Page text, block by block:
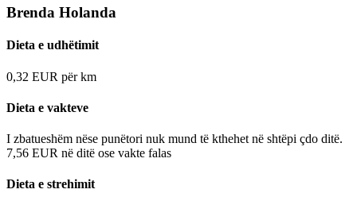
Brenda Holanda
Dieta e udhëtimit
0,32 EUR për km
Dieta e vakteve
I zbatueshëm nëse punëtori nuk mund të kthehet në shtëpi çdo ditë.
7,56 EUR në ditë ose vakte falas
Dieta e strehimit